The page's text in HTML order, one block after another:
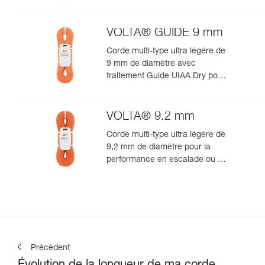
VOLTA® GUIDE 9 mm
Corde multi-type ultra légère de
9 mm de diamètre avec
traitement Guide UIAA Dry pour
VOLTA® 9.2 mm
Corde multi-type ultra légère de
9,2 mm de diamètre pour la
performance en escalade ou en
Précédent